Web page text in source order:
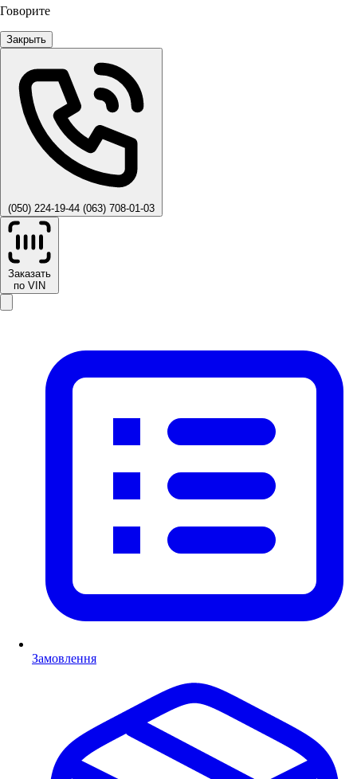
Говорите
Закрыть
(050) 224-19-44 (063) 708-01-03
Заказать
по VIN
Замовлення